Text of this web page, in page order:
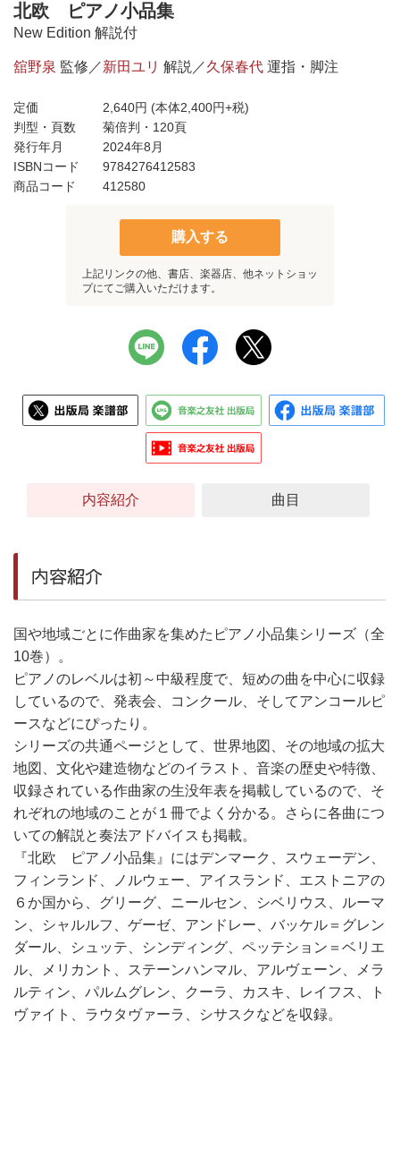
北欧 ピアノ小品集
New Edition 解説付
舘野泉 監修／新田ユリ 解説／久保春代 運指・脚注
定価 2,640円 (本体2,400円+税)
判型・頁数
菊倍判・120頁
発行年月
2024年8月
ISBNコード
9784276412583
商品コード
412580
購入する
上記リンクの他、書店、楽器店、他ネットショッ
プにてご購入いただけます。
内容紹介 曲目
内容紹介
国や地域ごとに作曲家を集めたピアノ小品集シリーズ（全
10巻）。
ピアノのレベルは初～中級程度で、短めの曲を中心に収録
しているので、発表会、コンクール、そしてアンコールピ
ースなどにぴったり。
シリーズの共通ページとして、世界地図、その地域の拡大
地図、文化や建造物などのイラスト、音楽の歴史や特徴、
収録されている作曲家の生没年表を掲載しているので、そ
れぞれの地域のことが１冊でよく分かる。さらに各曲につ
いての解説と奏法アドバイスも掲載。
『北欧 ピアノ小品集』にはデンマーク、スウェーデン、
フィンランド、ノルウェー、アイスランド、エストニアの
６か国から、グリーグ、ニールセン、シベリウス、ルーマ
ン、シャルルフ、ゲーゼ、アンドレー、バッケル＝グレン
ダール、シュッテ、シンディング、ペッテション＝ベリエ
ル、メリカント、ステーンハンマル、アルヴェーン、メラ
ルティン、パルムグレン、クーラ、カスキ、レイフス、ト
ヴァイト、ラウタヴァーラ、シサスクなどを収録。